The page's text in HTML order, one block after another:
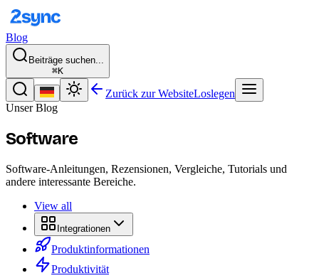
Blog
Beiträge suchen...
⌘K
Zurück zur WebsiteLoslegen
Unser Blog
Software
Software-Anleitungen, Rezensionen, Vergleiche, Tutorials und
andere interessante Bereiche.
View all
Integrationen
Produktinformationen
Produktivität